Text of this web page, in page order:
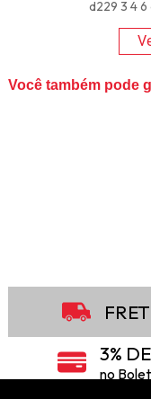
d229 3 4
Você também pode
3%
no